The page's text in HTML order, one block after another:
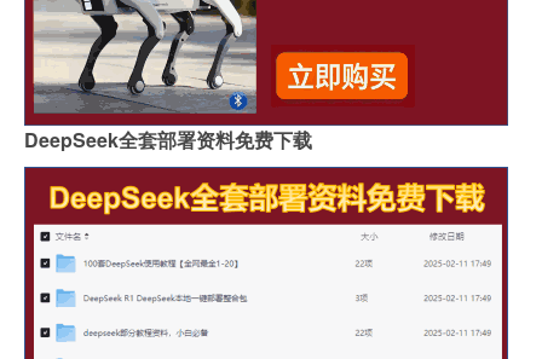
DeepSeek全套部署资料免费下载